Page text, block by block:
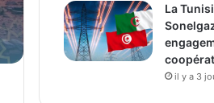
La
il y a 3